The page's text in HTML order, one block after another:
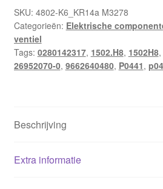
Peugeot
9662640480
16287G
hoeveelheid
SKU: 4802-K6_KR14a M3278
Categorieën: Elektrische
ventiel
Tags: 0280142317, 1502.H8, 1502H8,
26952070-0, 9662640480, P0441,
Beschrijving
Extra informatie